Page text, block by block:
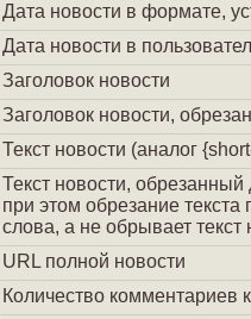
Дата новости в формате,
Дата новости в
Заголовок новости
Заголовок новости,
Текст новости (аналог
Текст новости,
при этом обрезание текста
слова, а не обрывает
URL полной новости
Количество комментариев